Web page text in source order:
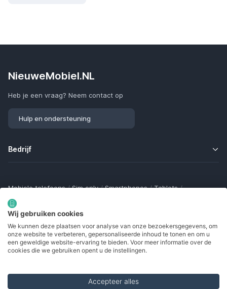
NieuweMobiel.NL
Heb je een vraag? Neem contact op
Hulp en ondersteuning
Bedrijf
Mobiele telefoons / Sim only / Smartphones / Tablets /
Smartwatches
Bluetooth trackers / Opladers
Samsung Galaxy
Gamingtelefoons / Foldables / Robuuste telefoons /
Seniorentelefoons / Waterdichte telefoons / Refurbished
Wij gebruiken cookies
We kunnen deze plaatsen voor analyse van onze bezoekersgegevens, om
onze website te verbeteren, gepersonaliseerde inhoud te tonen en om u
een geweldige website-ervaring te bieden. Voor meer informatie over de
cookies die we gebruiken opent u de instellingen.
Accepteer alles